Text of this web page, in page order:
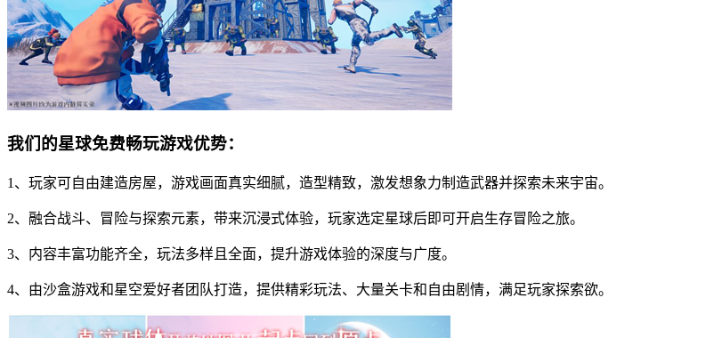
我们的星球免费畅玩游戏优势：
1、玩家可自由建造房屋，游戏画面真实细腻，造型精致，激发想象力制造武器并探索未来宇宙。
2、融合战斗、冒险与探索元素，带来沉浸式体验，玩家选定星球后即可开启生存冒险之旅。
3、内容丰富功能齐全，玩法多样且全面，提升游戏体验的深度与广度。
4、由沙盒游戏和星空爱好者团队打造，提供精彩玩法、大量关卡和自由剧情，满足玩家探索欲。